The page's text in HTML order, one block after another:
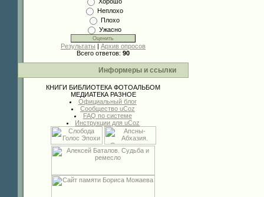
Неплохо
Плохо
Ужасно
Результаты | Архив опросов
Всего ответов: 90
Информеры и ссылки
КНИГИ БИБЛИОТЕКА ФОТОАЛЬБОМ
МЕДИАТЕКА РАЗНОЕ
Официальный блог
Сообщество uCoz
FAQ по системе
Инструкции для uCoz